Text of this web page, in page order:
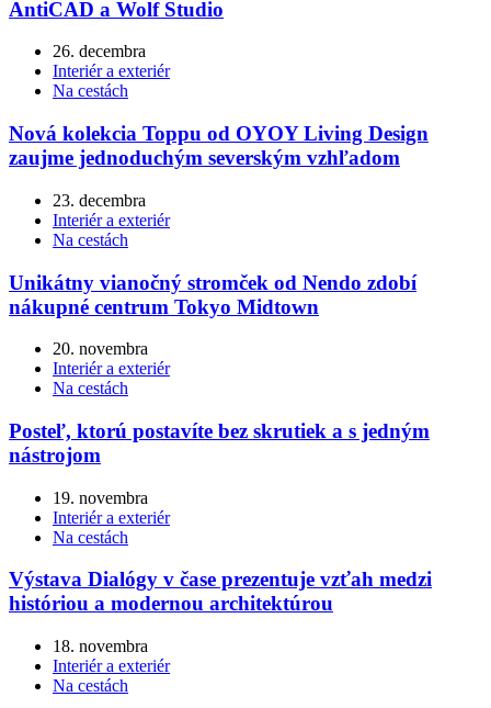
AntiCAD a Wolf Studio
26. decembra
Interiér a exteriér
Na cestách
Nová kolekcia Toppu od OYOY Living Design
zaujme jednoduchým severským vzhľadom
23. decembra
Interiér a exteriér
Na cestách
Unikátny vianočný stromček od Nendo zdobí
nákupné centrum Tokyo Midtown
20. novembra
Interiér a exteriér
Na cestách
Posteľ, ktorú postavíte bez skrutiek a s jedným
nástrojom
19. novembra
Interiér a exteriér
Na cestách
Výstava Dialógy v čase prezentuje vzťah medzi
históriou a modernou architektúrou
18. novembra
Interiér a exteriér
Na cestách